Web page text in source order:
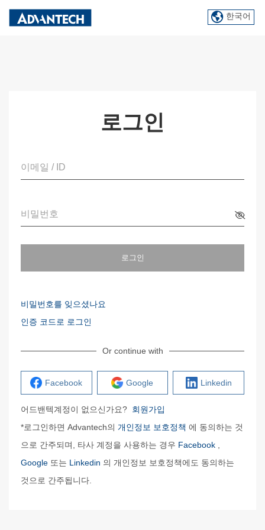
한국어
로그인
이메일 / ID
비밀번호
로그인
비밀번호를 잊으셨나요
인증 코드로 로그인
Or continue with
Facebook Google Linkedin
어드밴텍계정이 없으신가요? 회원가입
*로그인하면 Advantech의 개인정보 보호정책 에 동의하는 것
으로 간주되며, 타사 계정을 사용하는 경우 Facebook
Google 또는 Linkedin 의 개인정보 보호정책에도 동의하는
것으로 간주됩니다.